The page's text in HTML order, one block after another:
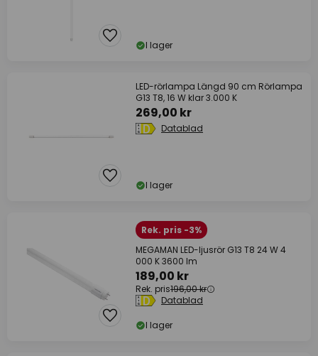
I lager
LED-rörlampa Längd 90 cm Rörlampa
G13 T8, 16 W klar 3.000 K
269,00 kr
Datablad
I lager
Rek. pris -3%
MEGAMAN LED-ljusrör G13 T8 24 W 4
000 K 3600 lm
189,00 kr
Rek. pris196,00 kr
Datablad
I lager